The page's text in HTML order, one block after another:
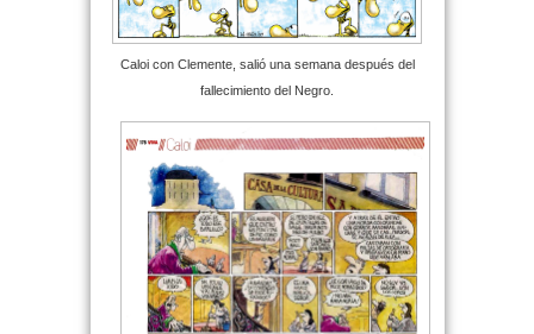
Caloi con Clemente, salió una semana después del
fallecimiento del Negro.